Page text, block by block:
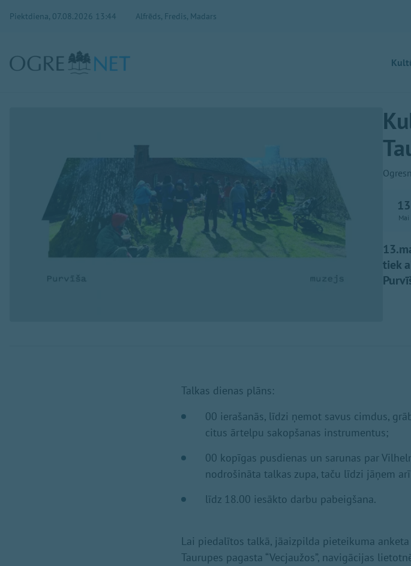
Piektdiena, 07.08.2026 13:44 Alfrēds, Fredis, Madars
13
Mai
tiek
Talkas dienas plāns:
00 ierašanās, līdzi ņemot savus cimdus,
citus ārtelpu sakopšanas instrumentus;
00 kopīgas pusdienas un sarunas par
nodrošināta talkas zupa, taču līdzi jāņem
līdz 18.00 iesākto darbu pabeigšana.
Lai piedalītos talkā, jāaizpilda pieteikuma anketa
Taurupes pagasta “Vecjaužos”, navigācijas